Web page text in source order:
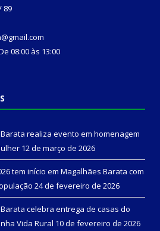
89
08:00 às 13:00
realiza evento em homenagem
12 de março de 2026
tem início em Magalhães Barata com
24 de fevereiro de 2026
celebra entrega de casas do
Vida Rural 10 de fevereiro de 2026